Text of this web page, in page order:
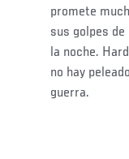
promete
sus golpes
la noche.
no hay
guerra.